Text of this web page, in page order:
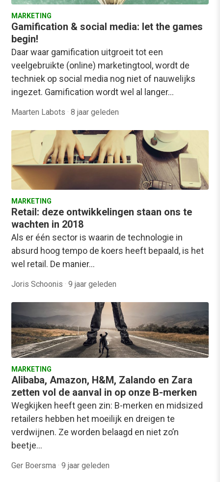
MARKETING
Gamification & social media: let the games
begin!
Daar waar gamification uitgroeit tot een
veelgebruikte (online) marketingtool, wordt de
techniek op social media nog niet of nauwelijks
ingezet. Gamification wordt wel al langer…
Maarten Labots · 8 jaar geleden
MARKETING
Retail: deze ontwikkelingen staan ons te
wachten in 2018
Als er één sector is waarin de technologie in
absurd hoog tempo de koers heeft bepaald, is het
wel retail. De manier…
Joris Schoonis · 9 jaar geleden
MARKETING
Alibaba, Amazon, H&M, Zalando en Zara
zetten vol de aanval in op onze B-merken
Wegkijken heeft geen zin: B-merken en midsized
retailers hebben het moeilijk en dreigen te
verdwijnen. Ze worden belaagd en niet zo’n
beetje…
Ger Boersma · 9 jaar geleden